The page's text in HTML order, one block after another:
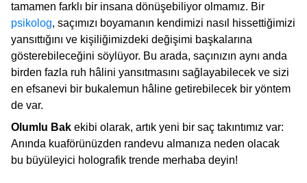
tamamen farklı bir insana dönüşebiliyor olmamız. Bir
psikolog, saçımızı boyamanın kendimizi nasıl hissettiğimizi
yansıttığını ve kişiliğimizdeki değişimi başkalarına
gösterebileceğini söylüyor. Bu arada, saçınızın aynı anda
birden fazla ruh hâlini yansıtmasını sağlayabilecek ve sizi
en efsanevi bir bukalemun hâline getirebilecek bir yöntem
de var.
Olumlu Bak ekibi olarak, artık yeni bir saç takıntımız var:
Anında kuaförünüzden randevu almanıza neden olacak
bu büyüleyici holografik trende merhaba deyin!